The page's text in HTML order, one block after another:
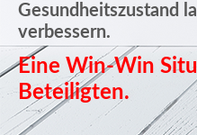
Gesundheitszustand
verbessern.
Eine Win-Win
Beteiligten.